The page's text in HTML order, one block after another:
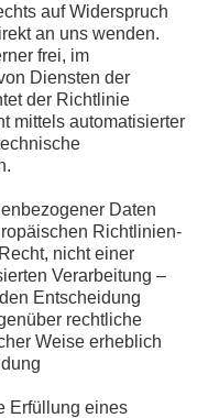
auf Widerspruch
an uns wenden.
frei, im
Diensten der
der Richtlinie
mittels automatisierter
Daten
Richtlinien-
nicht einer
Verarbeitung –
Entscheidung
rechtliche
Weise erheblich
Erfüllung eines